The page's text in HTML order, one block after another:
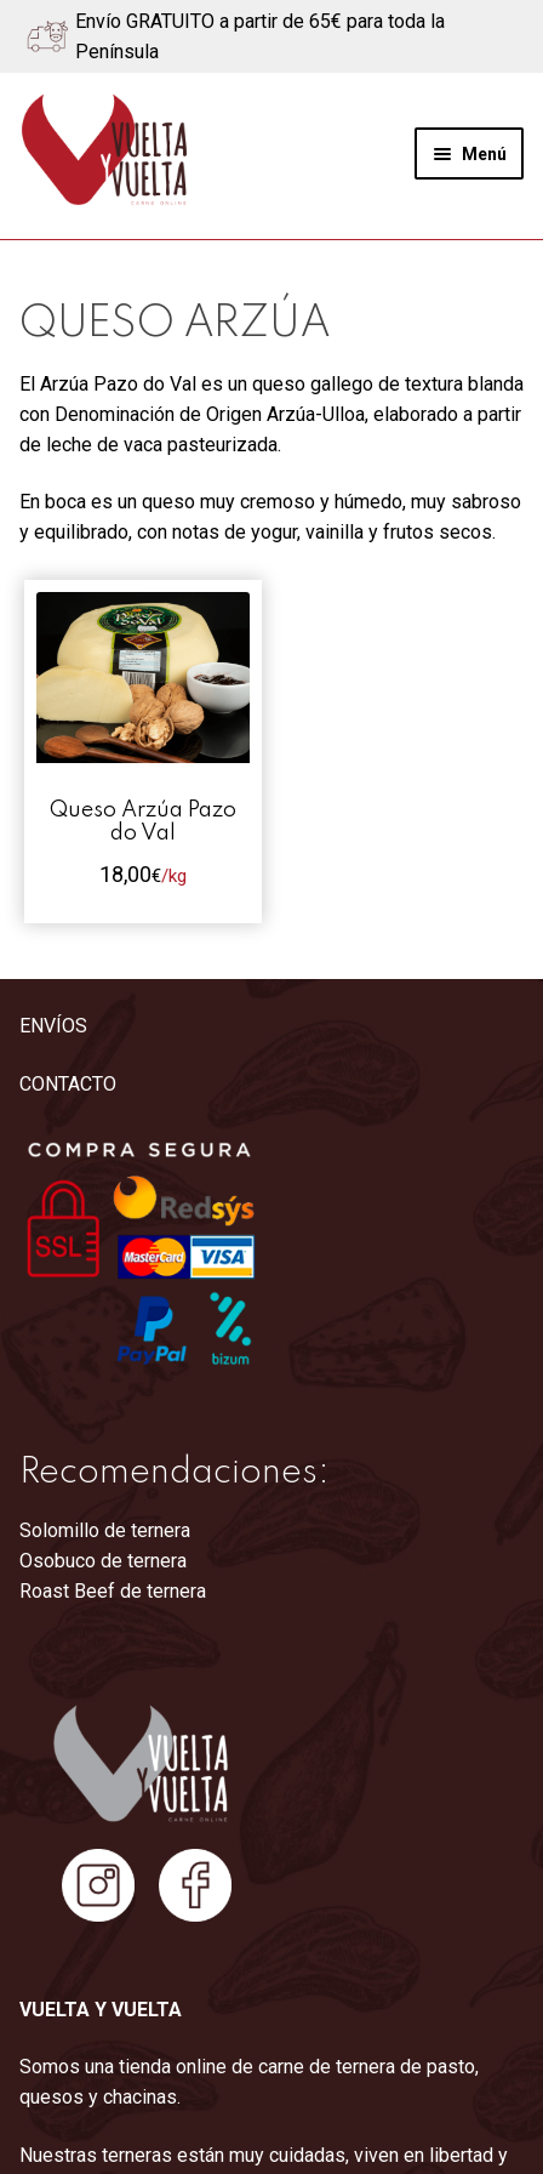
Envío GRATUITO a partir de 65€ para toda la
Península
Ir
a
navegación
Ir
al
contenido
Menú
Quiénes somos
Ternera
Quesos
Blog
Mi cuenta
0 productos
QUESO ARZÚA
El Arzúa Pazo do Val es un queso gallego de textura blanda
con Denominación de Origen Arzúa-Ulloa, elaborado a partir
de leche de vaca pasteurizada.
En boca es un queso muy cremoso y húmedo, muy sabroso
y equilibrado, con notas de yogur, vainilla y frutos secos.
Queso Arzúa Pazo
do Val
18,00€/kg
Este
tiene
se
elegir
la
de
producto
ENVÍOS
CONTACTO
Recomendaciones:
Solomillo de ternera
Osobuco de ternera
Roast Beef de ternera
VUELTA Y VUELTA
Somos una tienda online de carne de ternera de pasto,
quesos y chacinas.
Nuestras terneras están muy cuidadas, viven en libertad y